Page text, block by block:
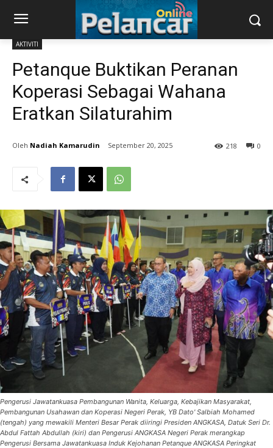
AKTIVITI
Petanque Buktikan Peranan
Koperasi Sebagai Wahana
Eratkan Silaturahim
Nadiah Kamarudin September 20, 2025 0
218
Pengerusi Jawatankuasa Pembangunan Wanita, Keluarga, Kebajikan Masyarakat,
Pembangunan Usahawan dan Koperasi Negeri Perak, YB Dato' Salbiah Mohamed
(tengah) yang mewakili Menteri Besar Perak diiringi Presiden ANGKASA, Datuk Seri Dr.
Abdul Fattah Abdullah (kiri) dan Pengerusi ANGKASA Negeri Perak merangkap
Pengerusi Bersama Jawatankuasa Induk Kejohanan Petanque ANGKASA Peringkat